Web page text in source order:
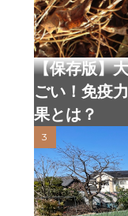
【保存版】
ごい！免疫
果とは？